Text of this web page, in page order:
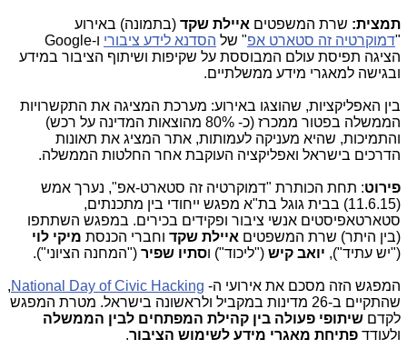
תמצית: שרת המשפטים איילת שקד (בתמונה) באירוע
"דמוקרטיה זה סטארט אפ" של הסדנא לידע ציבורי ו-Google
הציגה תפיסת עולם המבוססת על שקיפות ושיתוף הציבור במידע
ובגישה למאגרי מידע ממשלתיים.
בין האפליקציות, שהוצגו באירוע: מערכת המציגה את התקשרויות
הממשלה בפטור ממכרז (כ- 80% מהוצאות המדינה על רכש)
והתמיכות, שהיא מעניקה לעמותות, אתר המציג את תאונות
הדרכים בישראל ואפליקציה העוקבת אחר החלטות הממשלה.
פירוט: תחת הכותרת "דמוקרטיה זה סטארט-אפ", נערך אמש
(11.6.15) בבית גוגל בת"א מפגש ייחודי בין מתכנתים,
סטארטאפיסטים אנשי ציבור ופקידים בכירים. במפגש השתתפו
(בין היתר) שרת המשפטים איילת שקד וחברי הכנסת מיקי לוי
("יש עתיד"), יואב קיש ("ליכוד") וסתיו שפיר ("המחנה הציוני").
המפגש הזה מסכם את אירועי ה- National Day of Civic Hacking
,
שהתקיים ב-26 מדינות במקביל ולראשונה בישראל. מטרת המפגש
לקדם שיתופי פעולה בין קהילת המפתחים לבין הממשלה
ולעודד פתיחת מאגרי מידע לשימוש הציבור.